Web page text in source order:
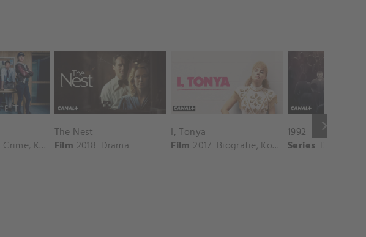
keyboard_arrow_right
Crime, Komedie
The Nest
Film 2018 Drama
I, Tonya
Film 2017 Biografie, Komedie ,Drama
1992
Series Drama